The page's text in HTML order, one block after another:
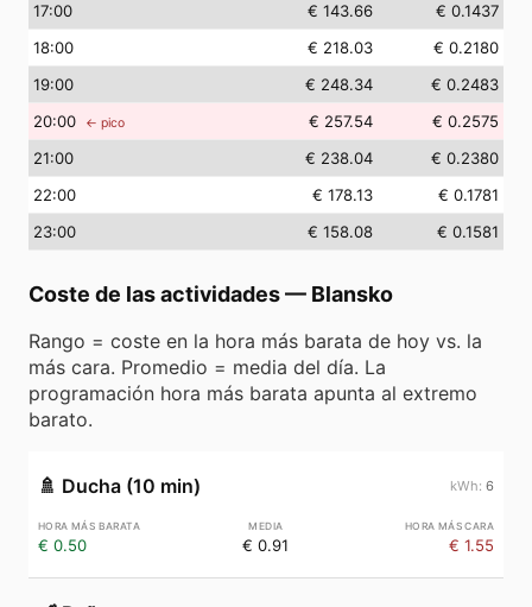
17:00 € 143.66
€ 0.1437
18:00 € 218.03
€ 0.2180
19:00 € 248.34
€ 0.2483
20:00 ← pico € 257.54
€ 0.2575
21:00 € 238.04
€ 0.2380
22:00 € 178.13
€ 0.1781
23:00 € 158.08 € 0.1581
Coste de las actividades— Blansko
Rango = coste en la hora más barata de hoy vs. la
más cara. Promedio = media del día. La
programación hora más barata apunta al extremo
barato.
🚿 Ducha (10 min) 6
€ 0.50 € 0.91 € 1.55